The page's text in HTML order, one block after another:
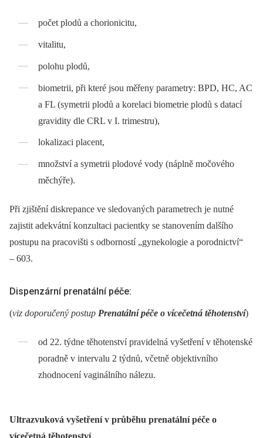
počet plodů a chorionicitu,
vitalitu,
polohu plodů,
biometrii, při které jsou měřeny parametry: BPD, HC, AC
a FL (symetrii plodů a korelaci biometrie plodů s datací
gravidity dle CRL v I. trimestru),
lokalizaci placent,
množství a symetrii plodové vody (náplně močového
měchýře).
Při zjištění diskrepance ve sledovaných parametrech je nutné
zajistit adekvátní konzultaci pacientky se stanovením dalšího
postupu na pracovišti s odborností „gynekologie a porodnictví“
–⁠ 603.
Dispenzární prenatální péče:
(viz doporučený postup Prenatální péče o vícečetná těhotenství)
od 22. týdne těhotenství pravidelná vyšetření v těhotenské
poradně v intervalu 2 týdnů, včetně objektivního
zhodnocení vaginálního nálezu.
Ultrazvuková vyšetření v průběhu prenatální péče o
vícečetná těhotenství